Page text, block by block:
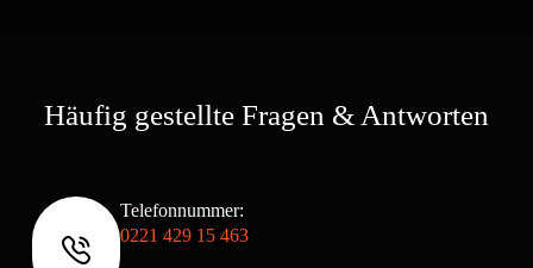
Häufig gestellte Fragen & Antworten
Telefonnummer:
0221 429 15 463